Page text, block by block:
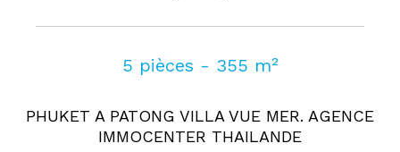
5 pièces - 355 m²
PHUKET A PATONG VILLA VUE MER. AGENCE
IMMOCENTER THAILANDE
AFFINER LES CRITÈRES
FILTRER PAR